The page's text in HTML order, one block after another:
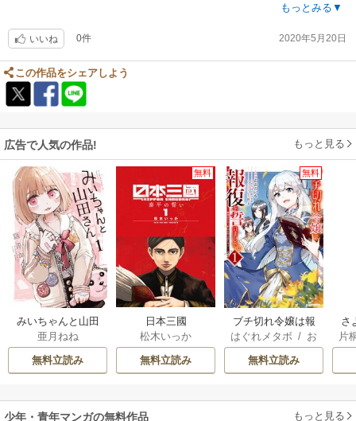
言っているんだという感じですが、ネタバレをするとギャグの面白さが減
読んでみてください
もっとみる▼
いいね 0件 2020年5月20日
この作品をシェアしよう
広告で人気の作品! もっと見る
みいちゃんと山田
さん
亜月ねね
無料立読み
無料
日本三國
松木いっか
無料立読み
無料
ブチ切れ令嬢は報
復を誓いました。
はぐれメタボ / お
おのいも /
無料立読み
さ
冷
片
少年・青年マンガの無料作品 もっと見る